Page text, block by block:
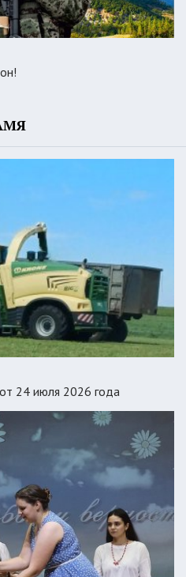
24 июля 2026 года